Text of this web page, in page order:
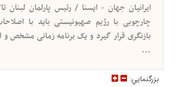
ایرانیان جهان - ایسنا / رئیس پارلمان لبنان
چارچوبی با رژیم صهیونیستی باید با
بازنگری قرار گیرد و یک برنامه زمانی مشخص و
...
بزرگنمايي: